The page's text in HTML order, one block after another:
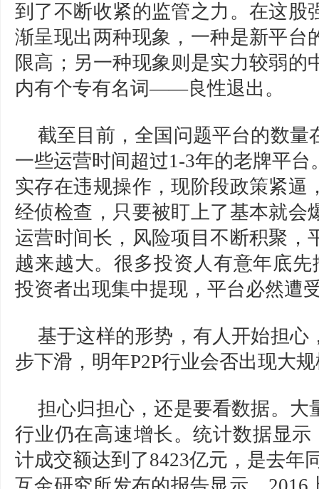
到了不断收紧的监管之力。在这股
渐呈现出两种现象，一种是新平台
限高；另一种现象则是实力较弱的
内有个专有名词——良性退出。
截至目前，全国问题平台的数量
一些运营时间超过1-3年的老牌平
实存在违规操作，现阶段政策紧逼
经侦检查，只要被盯上了基本就会
运营时间长，风险项目不断积聚，
越来越大。很多投资人有意年底先
投资者出现集中提现，平台必然遭
基于这样的形势，有人开始担心
步下滑，明年P2P行业会否出现大
担心归担心，还是要看数据。大
行业仍在高速增长。统计数据显示
计成交额达到了8423亿元，是去年